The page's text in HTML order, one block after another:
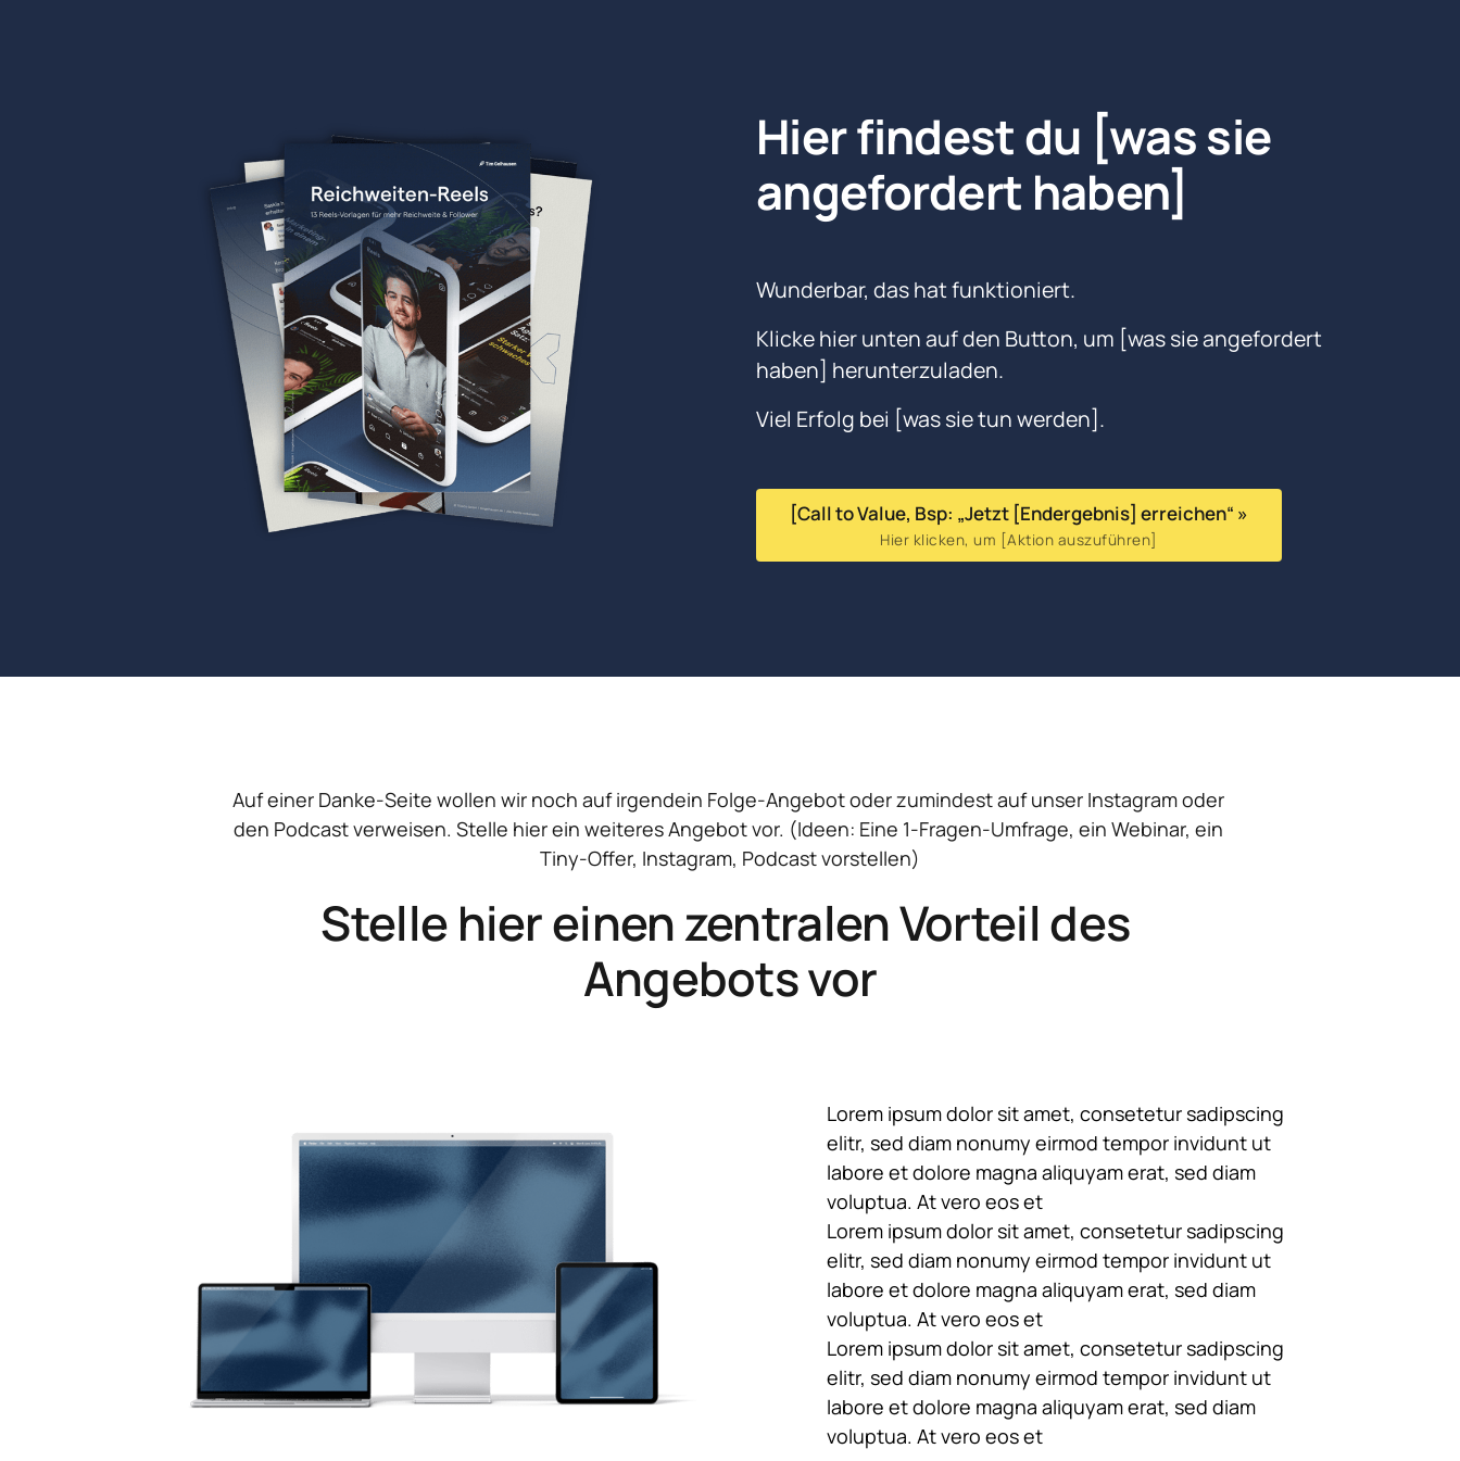
Hier findest du [was sie
angefordert haben]
Wunderbar, das hat funktioniert.
Klicke hier unten auf den Button, um [was sie angefordert
haben] herunterzuladen.
Viel Erfolg bei [was sie tun werden].
[Call to Value, Bsp: „Jetzt [Endergebnis] erreichen“ »
Hier klicken, um [Aktion auszuführen]
Auf einer Danke-Seite wollen wir noch auf irgendein Folge-Angebot oder zumindest auf unser Instagram oder
den Podcast verweisen. Stelle hier ein weiteres Angebot vor. (Ideen: Eine 1-Fragen-Umfrage, ein Webinar, ein
Tiny-Offer, Instagram, Podcast vorstellen)
Stelle hier einen zentralen Vorteil des
Angebots vor
Lorem ipsum dolor sit amet, consetetur sadipscing
elitr, sed diam nonumy eirmod tempor invidunt ut
labore et dolore magna aliquyam erat, sed diam
voluptua. At vero eos et
Lorem ipsum dolor sit amet, consetetur sadipscing
elitr, sed diam nonumy eirmod tempor invidunt ut
labore et dolore magna aliquyam erat, sed diam
voluptua. At vero eos et
Lorem ipsum dolor sit amet, consetetur sadipscing
elitr, sed diam nonumy eirmod tempor invidunt ut
labore et dolore magna aliquyam erat, sed diam
voluptua. At vero eos et